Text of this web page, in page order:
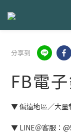
分享到
FB電
▼ 偏遠地區／大量
▼ LINE＠客服：